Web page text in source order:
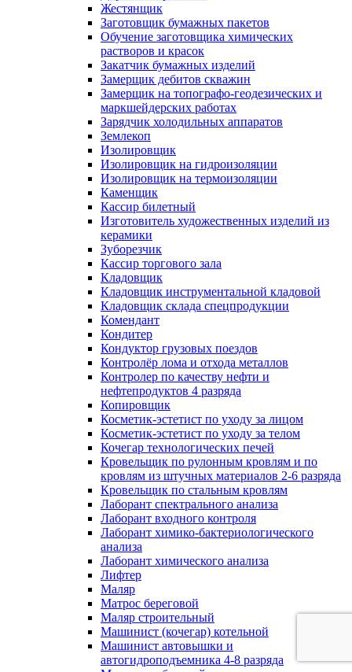
Жестянщик
Заготовщик бумажных пакетов
Обучение заготовщика химических
растворов и красок
Закатчик бумажных изделий
Замерщик дебитов скважин
Замерщик на топографо-геодезических и
маркшейдерских работах
Зарядчик холодильных аппаратов
Землекоп
Изолировщик
Изолировщик на гидроизоляции
Изолировщик на термоизоляции
Каменщик
Кассир билетный
Изготовитель художественных изделий из
керамики
Зуборезчик
Кассир торгового зала
Кладовщик
Кладовщик инструментальной кладовой
Кладовщик склада спецпродукции
Комендант
Кондитер
Кондуктор грузовых поездов
Контролёр лома и отхода металлов
Контролер по качеству нефти и
нефтепродуктов 4 разряда
Копировщик
Косметик-эстетист по уходу за лицом
Косметик-эстетист по уходу за телом
Кочегар технологических печей
Кровельщик по рулонным кровлям и по
кровлям из штучных материалов 2-6 разряда
Кровельщик по стальным кровлям
Лаборант спектрального анализа
Лаборант входного контроля
Лаборант химико-бактериологического
анализа
Лаборант химического анализа
Лифтер
Маляр
Матрос береговой
Маляр строительный
Машинист (кочегар) котельной
Машинист автовышки и
автогидроподъемника 4-8 разряда